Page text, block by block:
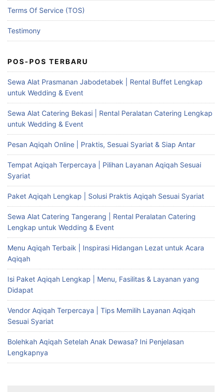
Terms Of Service (TOS)
Testimony
POS-POS TERBARU
Sewa Alat Prasmanan Jabodetabek | Rental Buffet Lengkap
untuk Wedding & Event
Sewa Alat Catering Bekasi | Rental Peralatan Catering Lengkap
untuk Wedding & Event
Pesan Aqiqah Online | Praktis, Sesuai Syariat & Siap Antar
Tempat Aqiqah Terpercaya | Pilihan Layanan Aqiqah Sesuai
Syariat
Paket Aqiqah Lengkap | Solusi Praktis Aqiqah Sesuai Syariat
Sewa Alat Catering Tangerang | Rental Peralatan Catering
Lengkap untuk Wedding & Event
Menu Aqiqah Terbaik | Inspirasi Hidangan Lezat untuk Acara
Aqiqah
Isi Paket Aqiqah Lengkap | Menu, Fasilitas & Layanan yang
Didapat
Vendor Aqiqah Terpercaya | Tips Memilih Layanan Aqiqah
Sesuai Syariat
Bolehkah Aqiqah Setelah Anak Dewasa? Ini Penjelasan
Lengkapnya